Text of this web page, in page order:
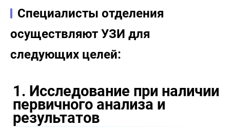
Специалисты отделения
осуществляют УЗИ для
следующих целей:
1. Исследование при наличии
первичного анализа и
результатов